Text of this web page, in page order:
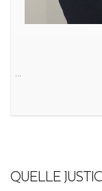
...
QUELLE